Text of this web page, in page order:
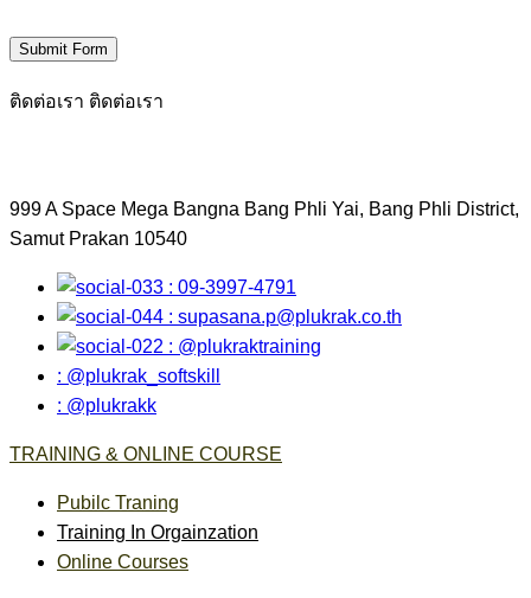
Submit Form
ติดต่อเรา ติดต่อเรา
999 A Space Mega Bangna Bang Phli Yai, Bang Phli District,
Samut Prakan 10540
: 09-3997-4791
: supasana.p@plukrak.co.th
: @plukraktraining
: @plukrak_softskill
: @plukrakk
TRAINING & ONLINE COURSE
Pubilc Traning
Training In Orgainzation
Online Courses